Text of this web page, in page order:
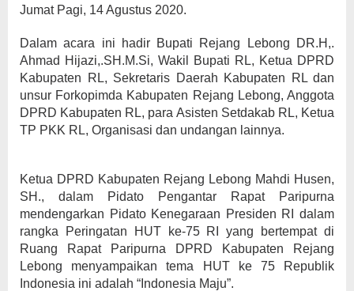
Jumat Pagi, 14 Agustus 2020.
Dalam acara ini hadir Bupati Rejang Lebong DR.H,.
Ahmad Hijazi,.SH.M.Si, Wakil Bupati RL, Ketua DPRD
Kabupaten RL, Sekretaris Daerah Kabupaten RL dan
unsur Forkopimda Kabupaten Rejang Lebong, Anggota
DPRD Kabupaten RL, para Asisten Setdakab RL, Ketua
TP PKK RL, Organisasi dan undangan lainnya.
Ketua DPRD Kabupaten Rejang Lebong Mahdi Husen,
SH., dalam Pidato Pengantar Rapat Paripurna
mendengarkan Pidato Kenegaraan Presiden RI dalam
rangka Peringatan HUT ke-75 RI yang bertempat di
Ruang Rapat Paripurna DPRD Kabupaten Rejang
Lebong menyampaikan tema HUT ke 75 Republik
Indonesia ini adalah “Indonesia Maju”.